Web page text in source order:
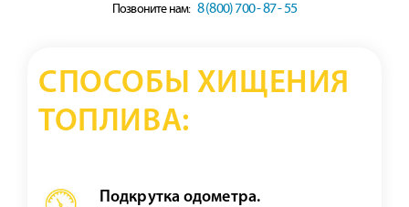
Позвоните нам: 8 (800) 700 - 87 - 55
СПОСОБЫ ХИЩЕНИЯ
ТОПЛИВА:
Подкрутка одометра.